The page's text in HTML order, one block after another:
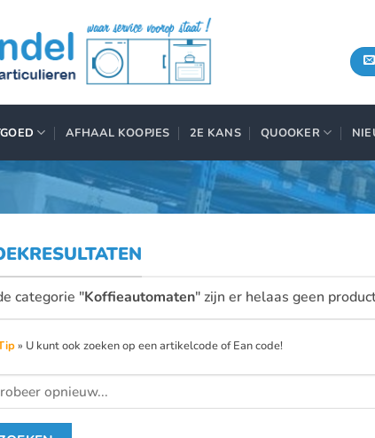
AFHAAL KOOPJES 2E KANS QUOOKER
categorie "Koffieautomaten" zijn er helaas geen
» U kunt ook zoeken op een artikelcode of Ean code!